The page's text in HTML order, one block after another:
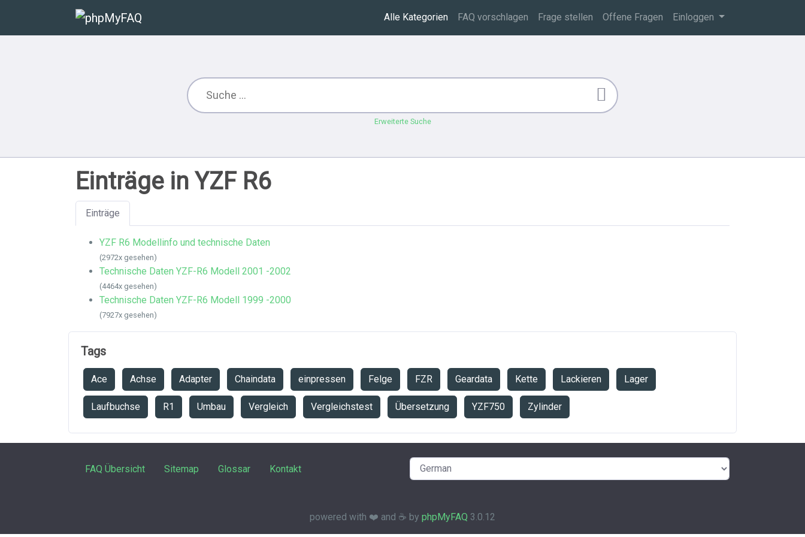
Alle Kategorien FAQ vorschlagen Frage stellen Offene Fragen Einloggen
Erweiterte Suche
Einträge in YZF R6
Einträge
YZF R6 Modellinfo und technische Daten
(2972x gesehen)
Technische Daten YZF-R6 Modell 2001 -2002
(4464x gesehen)
Technische Daten YZF-R6 Modell 1999 -2000
(7927x gesehen)
Tags
Ace Achse Adapter Chaindata einpressen Felge FZR Geardata Kette Lackieren Lager
Laufbuchse R1 Umbau Vergleich Vergleichstest Übersetzung YZF750 Zylinder
FAQ Übersicht Sitemap Glossar Kontakt
powered with ❤️ and ☕️ by phpMyFAQ 3.0.12